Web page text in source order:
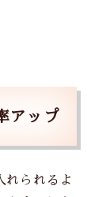
アップ
れられるよ